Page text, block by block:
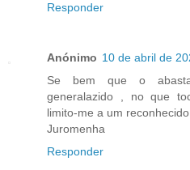
Responder
Anónimo 10 de abril de
Se bem que o
generalazido , no que
limito-me a um reconhecido
Juromenha
Responder